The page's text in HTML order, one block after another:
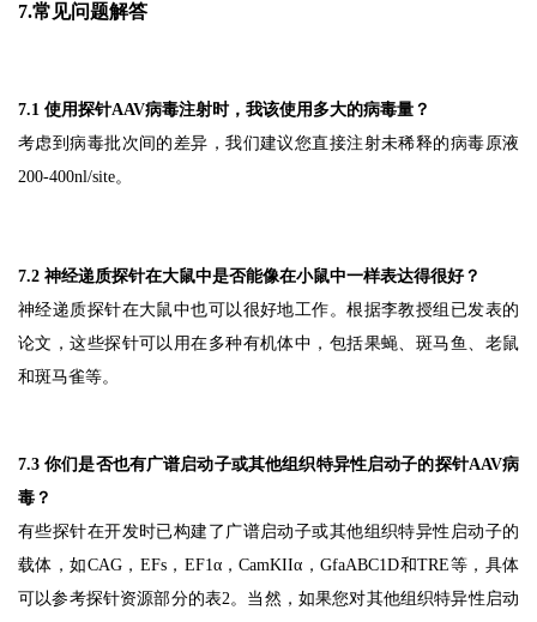
7.常见问题解答
7.1 使用探针AAV病毒注射时，我该使用多大的病毒量？
考虑到病毒批次间的差异，我们建议您直接注射未稀释的病毒原液
200-400nl/site。
7.2 神经递质探针在大鼠中是否能像在小鼠中一样表达得很好？
神经递质探针在大鼠中也可以很好地工作。根据李教授组已发表的
论文，这些探针可以用在多种有机体中，包括果蝇、斑马鱼、老鼠
和斑马雀等。
7.3 你们是否也有广谱启动子或其他组织特异性启动子的探针AAV病
毒？
有些探针在开发时已构建了广谱启动子或其他组织特异性启动子的
载体，如CAG，EFs，EF1α，CamKIIα，GfaABC1D和TRE等，具体
可以参考探针资源部分的表2。当然，如果您对其他组织特异性启动